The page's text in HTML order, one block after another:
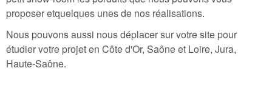
proposer etquelques unes de nos réalisations.
Nous pouvons aussi nous déplacer sur votre site pour
étudier votre projet en Côte d'Or, Saône et Loire, Jura,
Haute-Saône.